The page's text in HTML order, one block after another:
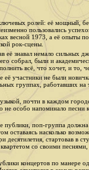
ролей: её мощный,
пользовались
весной 1973, а её опыты по
рок-сцены.
её знавал немало сильных
собрал, были и
всё, что хочет, и то,
участники не были
группах, работавших на
почти в каждом
особо напоминало песни
публики, поп-группа должна
оставаясь насколько
стартовав в
со своими
концертов по манере